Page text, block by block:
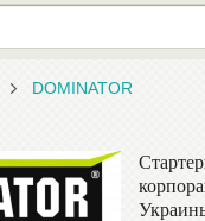
DOMINATOR